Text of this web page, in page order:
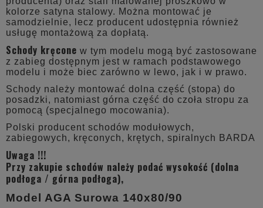
kolorze satyna stalowy. Można montować je
samodzielnie, lecz producent udostępnia również
usługę montażową za dopłatą.
Schody kręcone w tym modelu mogą być zastosowane
z zabieg dostępnym jest w ramach podstawowego
modelu i może biec zarówno w lewo, jak i w prawo.
Schody należy montować dolna część (stopa) do
posadzki, natomiast górna część do czoła stropu za
pomocą (specjalnego mocowania).
Polski producent schodów modułowych,
zabiegowych, kręconych, krętych, spiralnych BARDA
Uwaga !!!
Przy zakupie schodów należy podać wysokość (dolna
podłoga / górna podłoga),
Model AGA Surowa 140x80/90